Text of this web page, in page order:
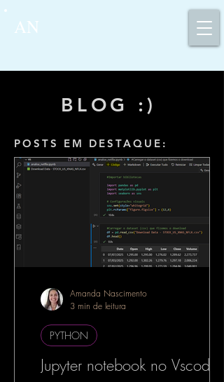
AN
BLOG :)
POSTS EM DESTAQUE:
Jupyter notebook no Vscode
PYTHON
Amanda Nascimento
3 min de leitura